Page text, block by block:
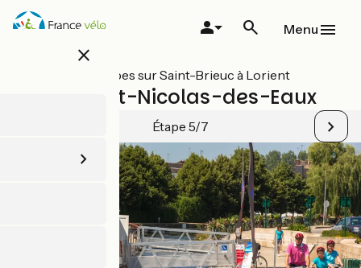
Aller
au
close
Menu
Toutes les étapes sur Saint-Brieuc à Lorient
Pontivy / St-Nicolas-des-Eaux
Étape 5/7